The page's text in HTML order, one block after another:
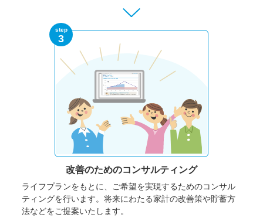
step
3
改善のためのコンサルティング
ライフプランをもとに、ご希望を実現するためのコンサル
ティングを行います。将来にわたる家計の改善策や貯蓄方
法などをご提案いたします。